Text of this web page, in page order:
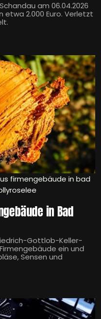
am 06.04.2026
2.000 Euro. Verletzt
firmengebäude in bad
in Bad
Gottlob-Keller-
ein und
Sensen und